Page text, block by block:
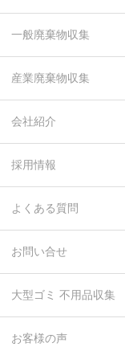
一般廃棄物収集
産業廃棄物収集
会社紹介
採用情報
よくある質問
お問い合せ
大型ゴミ 不用品収集
お客様の声